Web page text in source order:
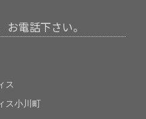
電話下さい。
ス
ス小川町